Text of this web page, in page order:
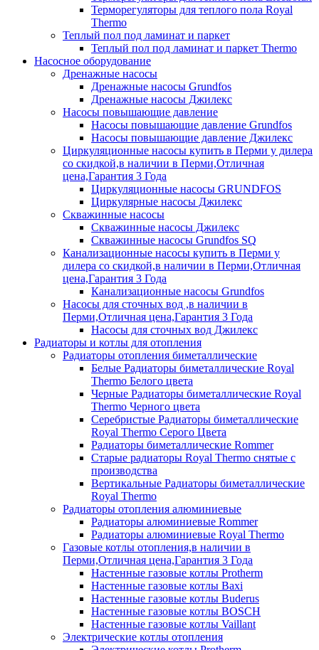
Терморегуляторы для теплого пола Royal
Thermo
Теплый пол под ламинат и паркет
Теплый пол под ламинат и паркет Thermo
Насосное оборудование
Дренажные насосы
Дренажные насосы Grundfos
Дренажные насосы Джилекс
Насосы повышающие давление
Насосы повышающие давление Grundfos
Насосы повышающие давление Джилекс
Циркуляционные насосы купить в Перми у дилера
со скидкой,в наличии в Перми,Отличная
цена,Гарантия 3 Года
Циркуляционные насосы GRUNDFOS
Циркулярные насосы Джилекс
Скважинные насосы
Скважинные насосы Джилекс
Скважинные насосы Grundfos SQ
Канализационные насосы купить в Перми у
дилера со скидкой,в наличии в Перми,Отличная
цена,Гарантия 3 Года
Канализационные насосы Grundfos
Насосы для сточных вод ,в наличии в
Перми,Отличная цена,Гарантия 3 Года
Насосы для сточных вод Джилекс
Радиаторы и котлы для отопления
Радиаторы отопления биметаллические
Белые Радиаторы биметаллические Royal
Thermo Белого цвета
Черные Радиаторы биметаллические Royal
Thermo Черного цвета
Серебристые Радиаторы биметаллические
Royal Thermo Серого Цвета
Радиаторы биметаллические Rommer
Старые радиаторы Royal Thermo снятые с
производства
Вертикальные Радиаторы биметаллические
Royal Thermo
Радиаторы отопления алюминиевые
Радиаторы алюминиевые Rommer
Радиаторы алюминиевые Royal Thermo
Газовые котлы отопления,в наличии в
Перми,Отличная цена,Гарантия 3 Года
Настенные газовые котлы Protherm
Настенные газовые котлы Baxi
Настенные газовые котлы Buderus
Настенные газовые котлы BOSCH
Настенные газовые котлы Vaillant
Электрические котлы отопления